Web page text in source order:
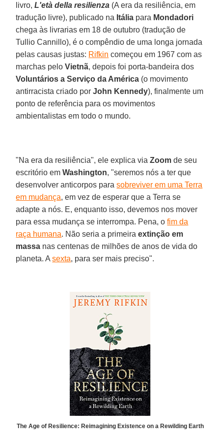
livro,L'età della resilienza (A era da resiliência, em
tradução livre), publicado na Itália para Mondadori
chega às livrarias em 18 de outubro (tradução de
Tullio Cannillo), é o compêndio de uma longa jornada
pelas causas justas: Rifkin começou em 1967 com as
marchas peloVietnã, depois foi porta-bandeira dos
Voluntários a Serviço da América (o movimento
antirracista criado porJohn Kennedy), finalmente um
ponto de referência para os movimentos
ambientalistas em todo o mundo.
"Na era da resiliência", ele explica viaZoom de seu
escritório emWashington, "seremos nós a ter que
desenvolver anticorpos parasobreviver em uma Terra
em mudança, em vez de esperar que a Terra se
adapte a nós. E, enquanto isso, devemos nos mover
para essa mudança se interrompa. Pena, ofim da
raça humana. Não seria a primeiraextinção em
massa nas centenas de milhões de anos de vida do
planeta. Asexta, para ser mais preciso".
The Age of Resilience: Reimagining Existence on a Rewilding Earth